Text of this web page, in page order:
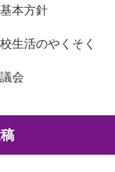
本方針
生活のやくそく
会